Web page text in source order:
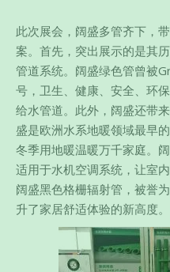
此次展会，阔盛多管齐下，
案。首先，突出展示的是其
管道系统。阔盛绿色管曾被
号，卫生、健康、安全、环
给水管道。此外，阔盛还带
盛是欧洲水系地暖领域最早
冬季用地暖温暖万千家庭。
适用于水机空调系统，让室
阔盛黑色格栅辐射管，被誉
升了家居舒适体验的新高度。